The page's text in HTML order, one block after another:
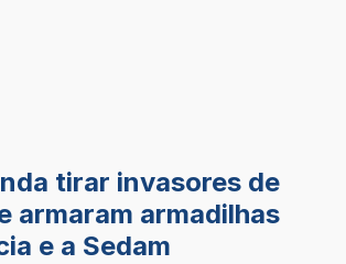
tirar invasores de
armaram armadilhas
e a Sedam